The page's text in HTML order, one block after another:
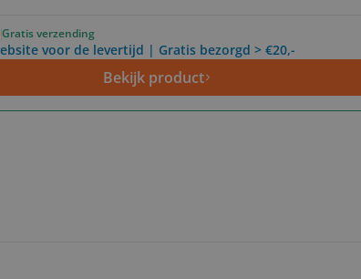
Gratis verzending
voor de levertijd | Gratis bezorgd > €20,-
Bekijk product